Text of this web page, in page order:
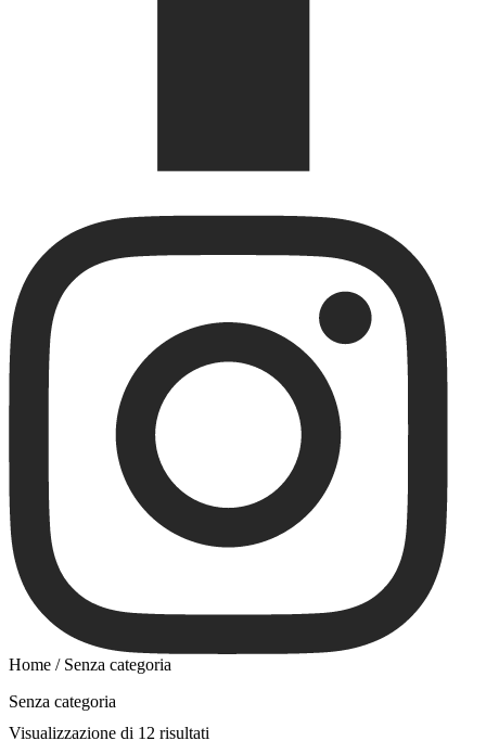
Home / Senza categoria
Senza categoria
Visualizzazione di 12 risultati